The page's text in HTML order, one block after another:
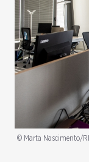
© Marta Nascimento/